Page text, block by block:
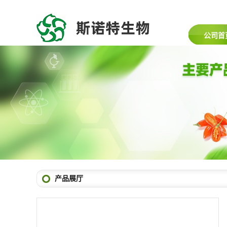
公司首
产品展厅